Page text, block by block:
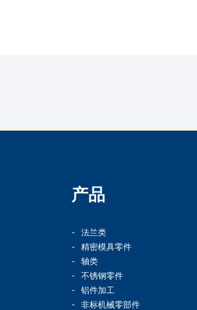
产品
法兰类
精密模具零件
轴类
不锈钢零件
铝件加工
非标机械零部件